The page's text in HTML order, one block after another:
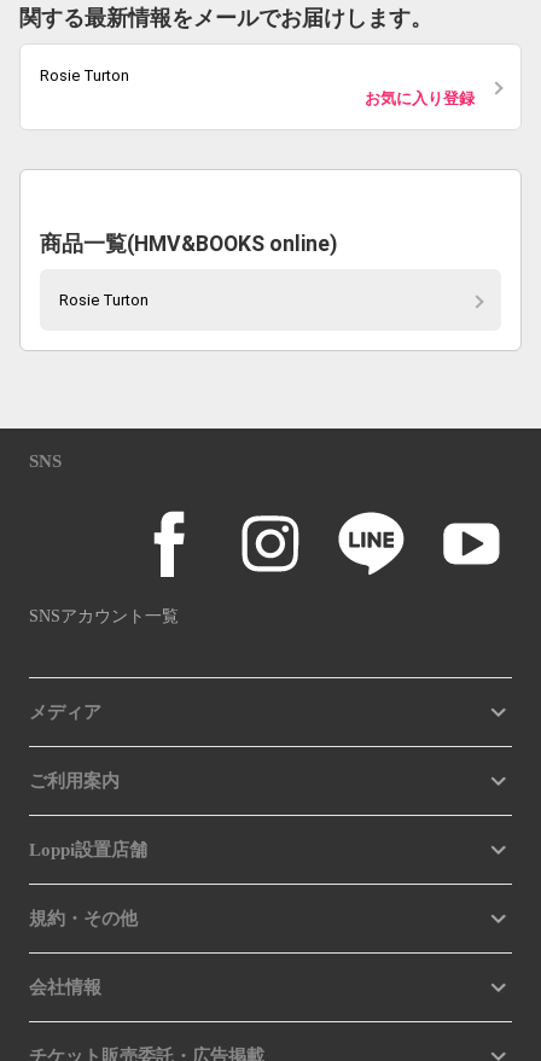
関する最新情報をメールでお届けします。
Rosie Turton
お気に入り登録
商品一覧(HMV&BOOKS online)
Rosie Turton
SNS
SNSアカウント一覧
メディア
ご利用案内
Loppi設置店舗
規約・その他
会社情報
チケット販売委託・広告掲載